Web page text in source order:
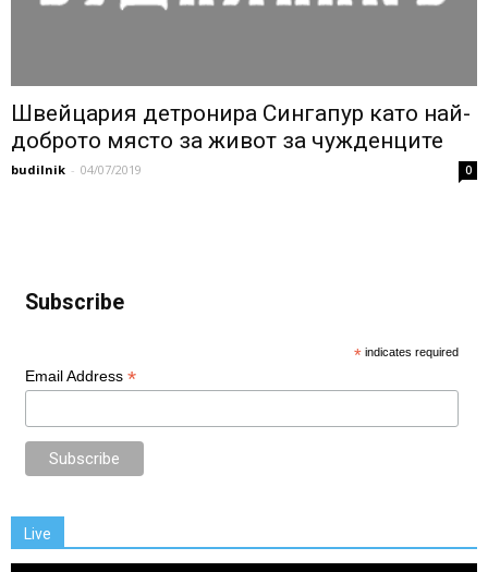
Швейцария детронира Сингапур като най-
доброто място за живот за чужденците
budilnik - 04/07/2019 0
Subscribe
* indicates required
Email Address *
Live